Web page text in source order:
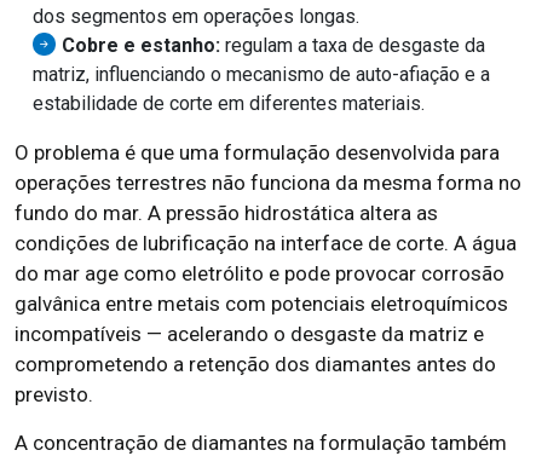
dos segmentos em operações longas.
Cobre e estanho: regulam a taxa de desgaste da
matriz, influenciando o mecanismo de auto-afiação e a
estabilidade de corte em diferentes materiais.
O problema é que uma formulação desenvolvida para
operações terrestres não funciona da mesma forma no
fundo do mar. A pressão hidrostática altera as
condições de lubrificação na interface de corte. A água
do mar age como eletrólito e pode provocar corrosão
galvânica entre metais com potenciais eletroquímicos
incompatíveis — acelerando o desgaste da matriz e
comprometendo a retenção dos diamantes antes do
previsto.
A concentração de diamantes na formulação também